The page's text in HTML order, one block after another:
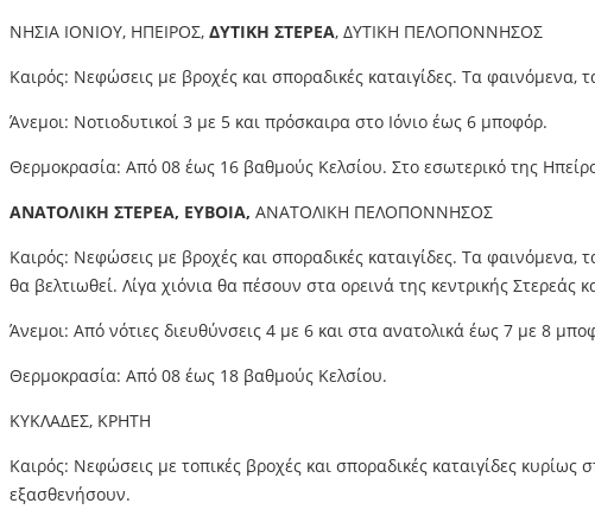
ΝΗΣΙΑ ΙΟΝΙΟΥ, ΗΠΕΙΡΟΣ, ΔΥΤΙΚΗ ΣΤΕΡΕΑ, ΔΥΤΙΚΗ ΠΕΛΟΠΟΝΝΗΣΟΣ
Καιρός: Νεφώσεις με βροχές και σποραδικές καταιγίδες. Τα
Άνεμοι: Νοτιοδυτικοί 3 με 5 και πρόσκαιρα στο Ιόνιο έως 6 μποφόρ.
Θερμοκρασία: Από 08 έως 16 βαθμούς Κελσίου. Στο εσωτερικό της
ΑΝΑΤΟΛΙΚΗ ΣΤΕΡΕΑ, ΕΥΒΟΙΑ, ΑΝΑΤΟΛΙΚΗ ΠΕΛΟΠΟΝΝΗΣΟΣ
Καιρός: Νεφώσεις με βροχές και σποραδικές καταιγίδες. Τα
θα βελτιωθεί. Λίγα χιόνια θα πέσουν στα ορεινά της κεντρικής Στερεάς
Άνεμοι: Από νότιες διευθύνσεις 4 με 6 και στα ανατολικά έως 7 με 8
Θερμοκρασία: Από 08 έως 18 βαθμούς Κελσίου.
ΚΥΚΛΑΔΕΣ, ΚΡΗΤΗ
Καιρός: Νεφώσεις με τοπικές βροχές και σποραδικές καταιγίδες
εξασθενήσουν.